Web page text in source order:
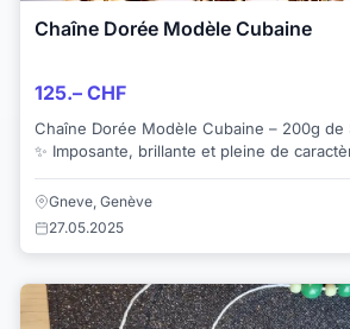
Chaîne Dorée Modèle Cubaine
125.– CHF
Chaîne Dorée Modèle Cubaine – 200g de
✨ Imposante, brillante et pleine de
Gneve, Genève
27.05.2025